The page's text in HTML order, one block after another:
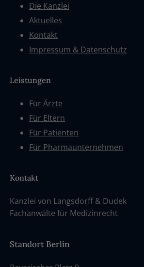
Die Kanzlei
Aktuelles
Kontakt
Impressum & Datenschutz
Leistungen
Für Ärzte
Für Eltern
Für Patienten
Für Pharmaunternehmen
Kontakt
Kanzlei von Langsdorff & Dudek
Fachanwälte für Medizinrecht
Standort Berlin